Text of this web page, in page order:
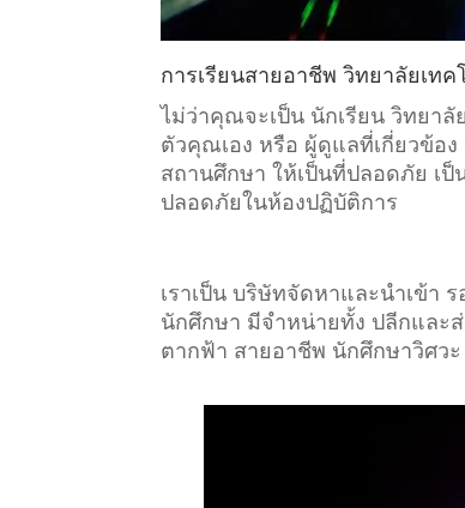
การเรียนสายอาชีพ วิทยาลัยเท
ไม่ว่าคุณจะเป็น นักเรียน วิทยา
ตัวคุณเอง หรือ ผู้ดูแลที่เกี่ยวข้อ
สถานศึกษา ให้เป็นที่ปลอดภัย เป็
ปลอดภัยในห้องปฏิบัติการ
เราเป็น บริษัทจัดหาและนำเข้า
นักศึกษา มีจำหน่ายทั้ง ปลีกและ
ตากฟ้า สายอาชีพ นักศึกษาวิศว